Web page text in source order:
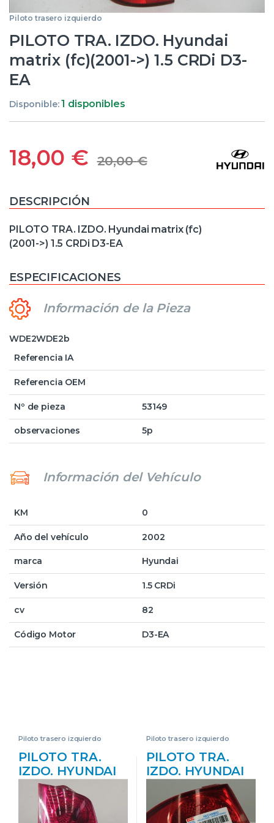
Piloto trasero izquierdo
PILOTO TRA. IZDO. Hyundai
matrix (fc)(2001->) 1.5 CRDi D3-
EA
Disponible:1 disponibles
18,00 € 20,00€
DESCRIPCIÓN
PILOTO TRA. IZDO. Hyundai matrix (fc)
(2001->) 1.5 CRDi D3-EA
ESPECIFICACIONES
Información de la Pieza
WDE2WDE2b
Referencia IA
Referencia OEM
Nº de pieza 53149
observaciones 5p
Información del Vehículo
KM 0
Año del vehículo 2002
marca Hyundai
Versión 1.5 CRDi
cv 82
Código Motor D3-EA
Piloto trasero izquierdo
PILOTO TRA.
IZDO. HYUNDAI
ATOS (MX)(1998-
>) 1.1 G4HD
082211921
Piloto trasero izquierdo
PILOTO TRA.
IZDO. HYUNDAI
GETZ (TB)(2002-
>) 1.1 G4HD AZUL
BOMBILLA FARO